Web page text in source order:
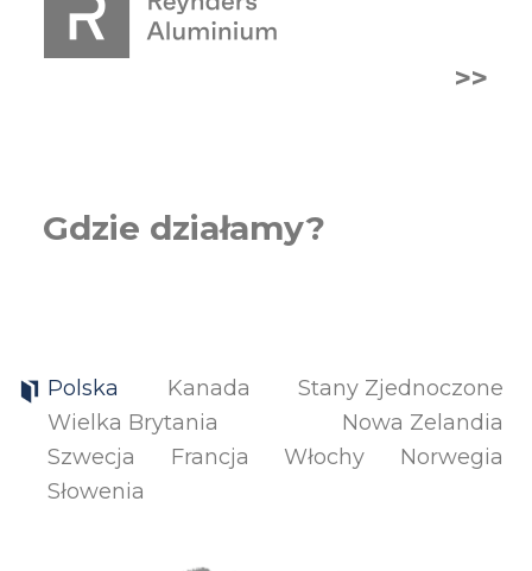
>>
Gdzie działamy?
Polska Kanada
Stany Zjednoczone
Wielka Brytania
Nowa Zelandia
Szwecja
Francja Włochy
Norwegia
Słowenia